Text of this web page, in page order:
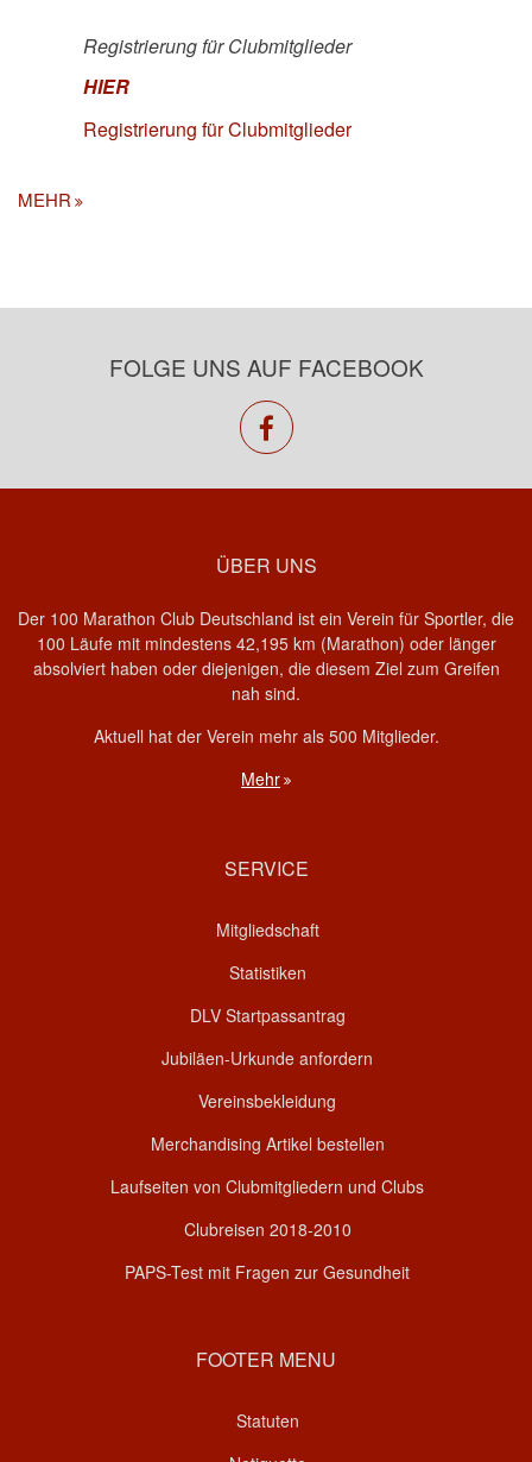
Registrierung für Clubmitglieder
HIER
Registrierung für Clubmitglieder
MEHR
FOLGE UNS AUF FACEBOOK
facebook
ÜBER UNS
Der 100 Marathon Club Deutschland ist ein Verein für Sportler, die
100 Läufe mit mindestens 42,195 km (Marathon) oder länger
absolviert haben oder diejenigen, die diesem Ziel zum Greifen
nah sind.
Aktuell hat der Verein mehr als 500 Mitglieder.
Mehr
SERVICE
Mitgliedschaft
Statistiken
DLV Startpassantrag
Jubiläen-Urkunde anfordern
Vereinsbekleidung
Merchandising Artikel bestellen
Laufseiten von Clubmitgliedern und Clubs
Clubreisen 2018-2010
PAPS-Test mit Fragen zur Gesundheit
FOOTER MENU
Statuten